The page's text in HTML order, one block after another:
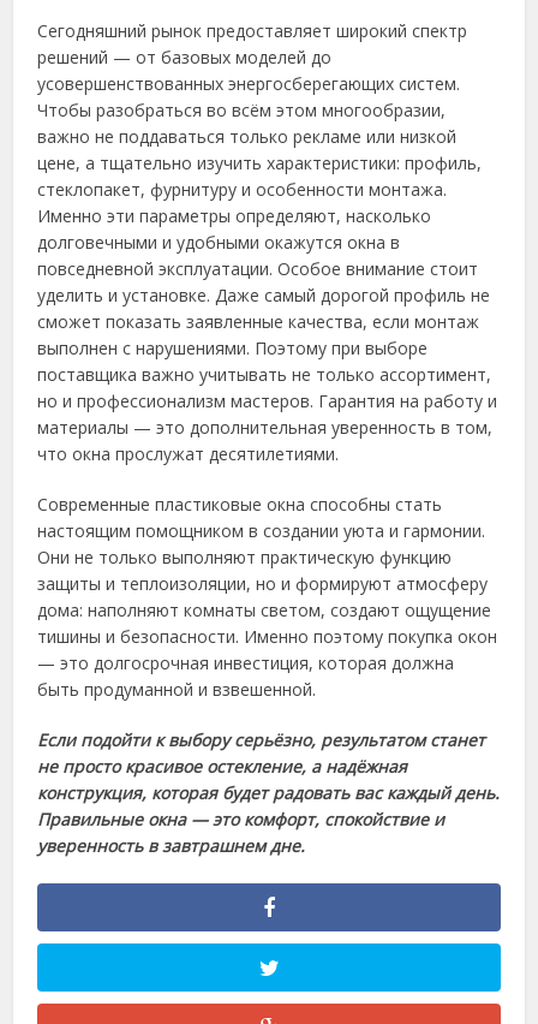
Сегодняшний рынок предоставляет широкий спектр
решений — от базовых моделей до
усовершенствованных энергосберегающих систем.
Чтобы разобраться во всём этом многообразии,
важно не поддаваться только рекламе или низкой
цене, а тщательно изучить характеристики: профиль,
стеклопакет, фурнитуру и особенности монтажа.
Именно эти параметры определяют, насколько
долговечными и удобными окажутся окна в
повседневной эксплуатации. Особое внимание стоит
уделить и установке. Даже самый дорогой профиль не
сможет показать заявленные качества, если монтаж
выполнен с нарушениями. Поэтому при выборе
поставщика важно учитывать не только ассортимент,
но и профессионализм мастеров. Гарантия на работу и
материалы — это дополнительная уверенность в том,
что окна прослужат десятилетиями.
Современные пластиковые окна способны стать
настоящим помощником в создании уюта и гармонии.
Они не только выполняют практическую функцию
защиты и теплоизоляции, но и формируют атмосферу
дома: наполняют комнаты светом, создают ощущение
тишины и безопасности. Именно поэтому покупка окон
— это долгосрочная инвестиция, которая должна
быть продуманной и взвешенной.
Если подойти к выбору серьёзно, результатом станет
не просто красивое остекление, а надёжная
конструкция, которая будет радовать вас каждый день.
Правильные окна — это комфорт, спокойствие и
уверенность в завтрашнем дне.